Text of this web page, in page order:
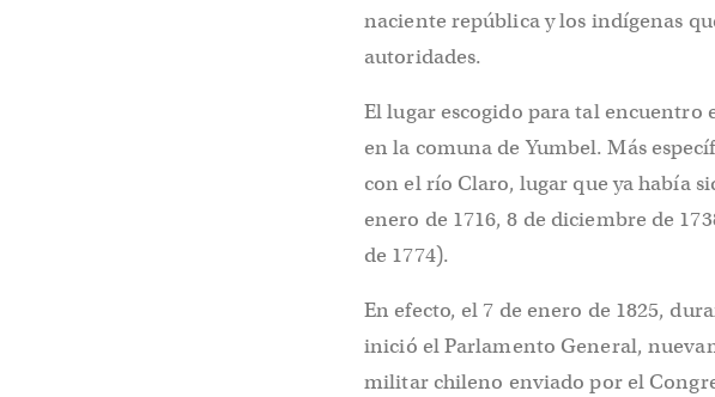
naciente república y los indígenas
autoridades.
El lugar escogido para tal encuentro
en la comuna de Yumbel. Más
con el río Claro, lugar que ya había
enero de 1716, 8 de diciembre de
de 1774).
En efecto, el 7 de enero de 1825,
inició el Parlamento General,
militar chileno enviado por el